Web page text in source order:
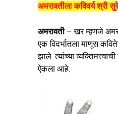
अमरावतीला कविवर्य
अमरावती– खर म्हणजे
एक विदर्भातला माणूस
झाले. त्यांच्या
ऐकला आहे.